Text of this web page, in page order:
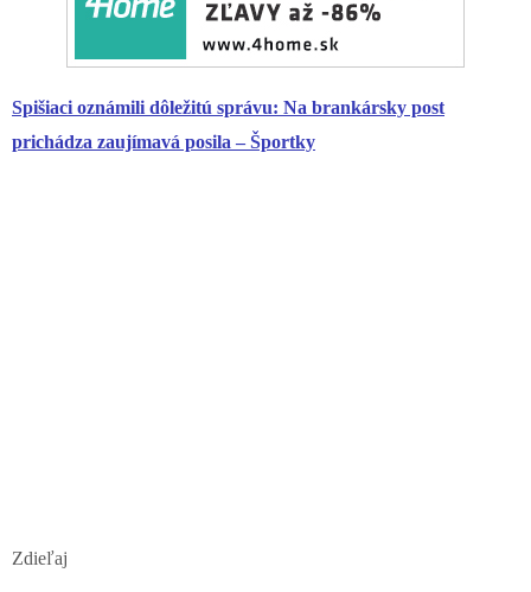
Spišiaci oznámili dôležitú správu: Na brankársky post
prichádza zaujímavá posila – Športky
Zdieľaj